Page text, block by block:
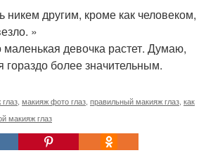
другим, кроме как человеком,
»
девочка растет. Думаю,
гораздо более значительным.
макияж фото глаз правильный макияж глаз как
макияж глаз